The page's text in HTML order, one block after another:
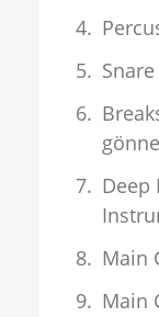
Deep
Main
Main